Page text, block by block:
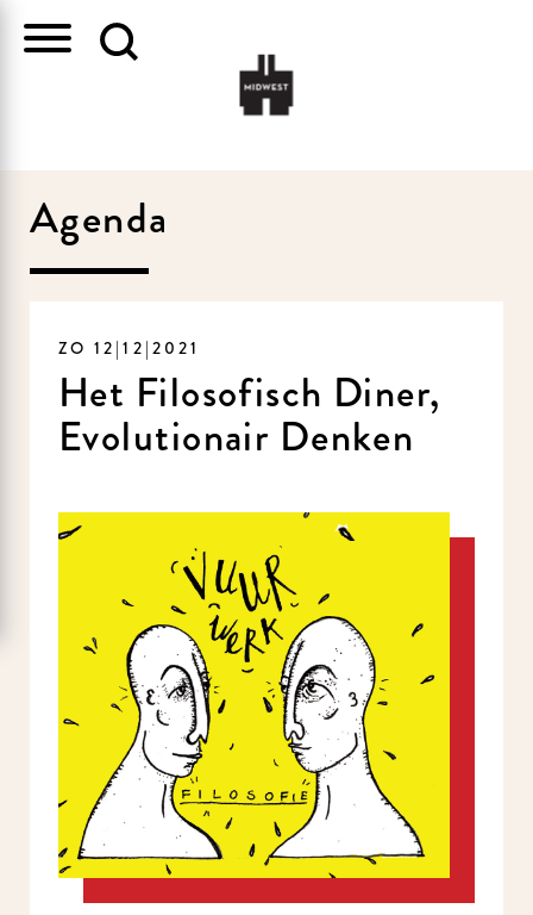
Agenda
ZO 12|12|2021
Het Filosofisch Diner,
Evolutionair Denken